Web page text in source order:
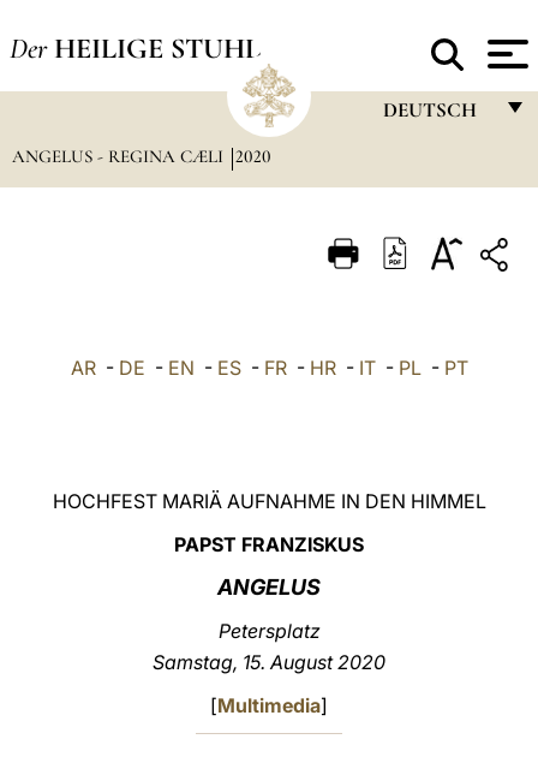
Der HEILIGE STUHL
DEUTSCH
ITALIANO
ANGELUS - REGINA CÆLI 2020
AR- DE - EN - ES- FR- HR- IT- PL- PT
HOCHFEST MARIÄ AUFNAHME IN DEN HIMMEL
PAPST FRANZISKUS
ANGELUS
Petersplatz
Samstag, 15. August 2020
[Multimedia]